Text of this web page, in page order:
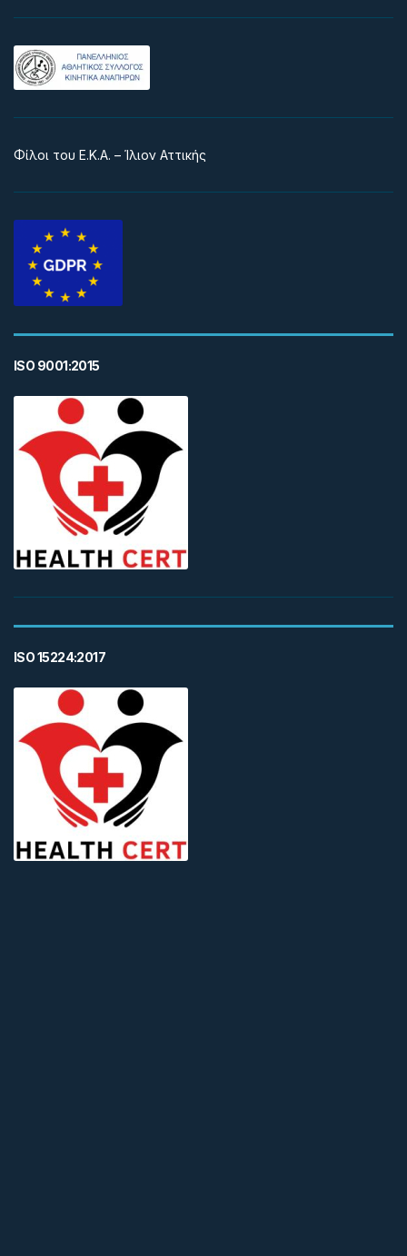
Φίλοι του Ε.Κ.Α. – Ίλιον Αττικής
ISO 9001:2015
ISO 15224:2017